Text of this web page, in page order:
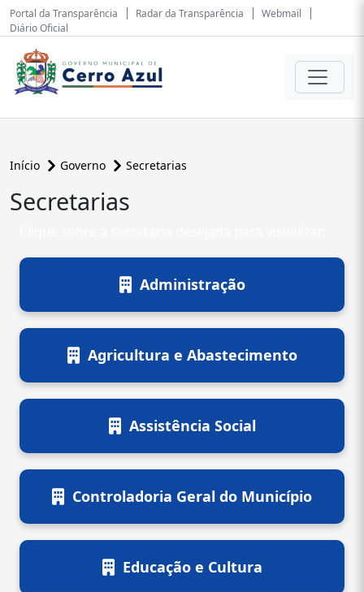
Portal da Transparência Radar da Transparência
Webmail
Diário Oficial
Início Governo Secretarias
Secretarias
Administração
Agricultura e Abastecimento
Assistência Social
Controladoria Geral do Município
Educação e Cultura